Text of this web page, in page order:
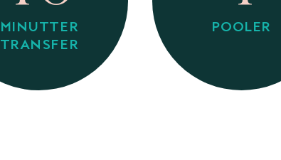
MINUTTER
TRANSFER
POOLER